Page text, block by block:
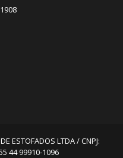
ESTOFADOS LTDA / CNPJ:
44 99910-1096